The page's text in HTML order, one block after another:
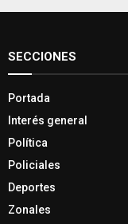
SECCIONES
Portada
Interés general
Política
Policiales
Deportes
Zonales